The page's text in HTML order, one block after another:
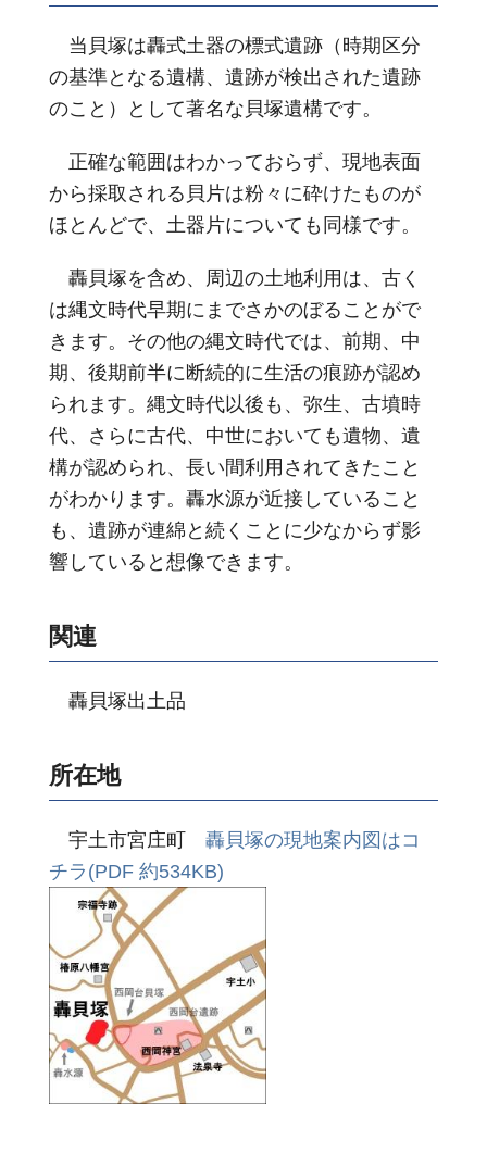
当貝塚は轟式土器の標式遺跡（時期区分
の基準となる遺構、遺跡が検出された遺跡
のこと）として著名な貝塚遺構です。
正確な範囲はわかっておらず、現地表面
から採取される貝片は粉々に砕けたものが
ほとんどで、土器片についても同様です。
轟貝塚を含め、周辺の土地利用は、古く
は縄文時代早期にまでさかのぼることがで
きます。その他の縄文時代では、前期、中
期、後期前半に断続的に生活の痕跡が認め
られます。縄文時代以後も、弥生、古墳時
代、さらに古代、中世においても遺物、遺
構が認められ、長い間利用されてきたこと
がわかります。轟水源が近接していること
も、遺跡が連綿と続くことに少なからず影
響していると想像できます。
関連
轟貝塚出土品
所在地
宇土市宮庄町 轟貝塚の現地案内図はコ
チラ(PDF 約534KB)